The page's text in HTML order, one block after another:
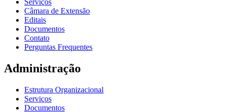
Serviços
Câmara de Extensão
Editais
Documentos
Contato
Perguntas Frequentes
Administração
Estrutura Organizacional
Serviços
Documentos